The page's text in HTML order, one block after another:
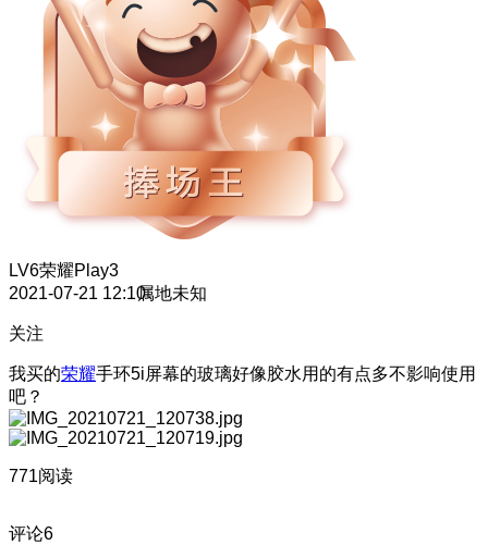
LV6荣耀Play3
2021-07-21 12:10属地未知
关注
我买的荣耀手环5i屏幕的玻璃好像胶水用的有点多不影响使用
吧？
771阅读
评论6